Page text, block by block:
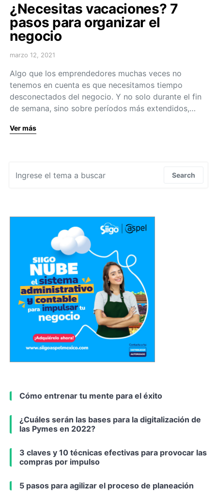
¿Necesitas vacaciones? 7
pasos para organizar el
negocio
marzo 12, 2021
Algo que los emprendedores muchas veces no
tenemos en cuenta es que necesitamos tiempo
desconectados del negocio. Y no solo durante el fin
de semana, sino sobre períodos más extendidos,…
Ver más
Search
Cómo entrenar tu mente para el éxito
¿Cuáles serán las bases para la digitalización de
las Pymes en 2022?
3 claves y 10 técnicas efectivas para provocar las
compras por impulso
5 pasos para agilizar el proceso de planeación